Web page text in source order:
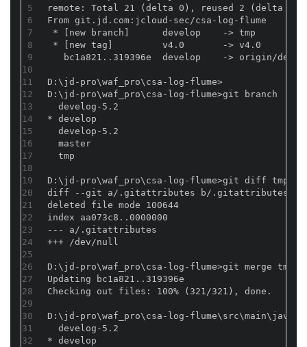
5
6
7
8
9
10
11
12
13
14
15
16
17
18
19
20
21
22
23
24
25
26
27
28
29
30
31
32
remote: Total 21 (delta 0), reused 2 (delta 0)
From git.jd.com:jcloud-sec/csa-log-flume
* [new branch]      develop    -> tmp
* [new tag]         v4.0       -> v4.0
bc1a821..319396e  develop    -> origin/
D:\jd-pro\waf_pro\csa-log-flume>
D:\jd-pro\waf_pro\csa-log-flume>git branch
  develog-5.2
* develop
  develop-5.2
  master
  tmp
D:\jd-pro\waf_pro\csa-log-flume>git diff tmp
diff --git a/.gitattributes b/.gitattributes
deleted file mode 100644
index aa073c8..0000000
--- a/.gitattributes
+++ /dev/null
D:\jd-pro\waf_pro\csa-log-flume>git merge tmp
Updating bc1a821..319396e
Checking out files: 100% (321/321), done.
D:\jd-pro\waf_pro\csa-log-
  develog-5.2
* develop